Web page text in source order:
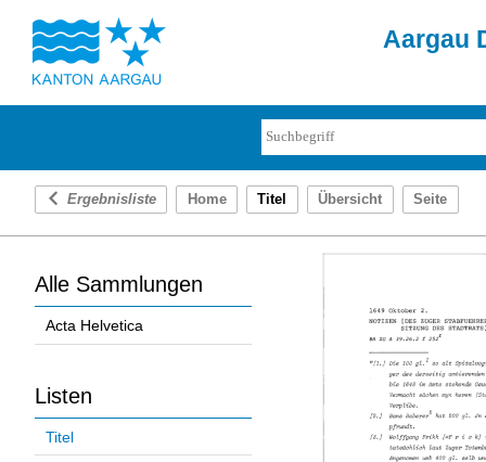
Aargau
Ergebnisliste Home Titel Übersicht Seite
Alle Sammlungen
Acta Helvetica
Listen
Titel